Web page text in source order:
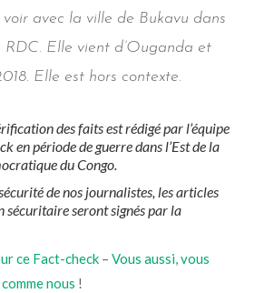
voir avec la ville de Bukavu dans
RDC. Elle vient d’Ouganda et
Elle est hors contexte.
des faits est rédigé par l’équipe
en période de guerre dans l’Est de la
du Congo.
de nos journalistes, les articles
sécuritaire seront signés par la
ce Fact-check– Vous aussi, vous
nous !